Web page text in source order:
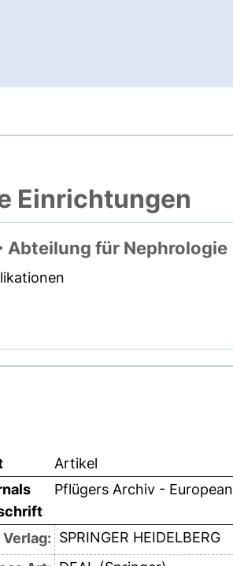
Link, öffnet neues
Einrichtungen
Abteilung für Nephrologie
Artikel
Pflügers Archiv -
Verlag: SPRINGER HEIDELBERG